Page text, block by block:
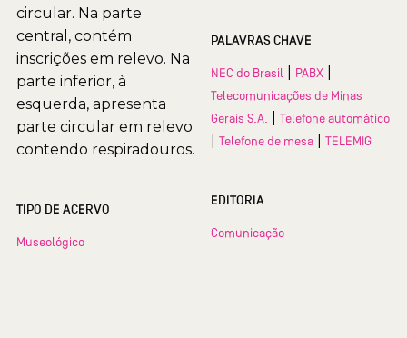
circular. Na parte
central, contém
inscrições em relevo. Na
parte inferior, à
esquerda, apresenta
parte circular em relevo
contendo respiradouros.
TIPO DE ACERVO
Museológico
PALAVRAS CHAVE
NEC do Brasil PABX
Telecomunicações de Minas
Gerais S.A.
Telefone automático
Telefone de mesa TELEMIG
EDITORIA
Comunicação